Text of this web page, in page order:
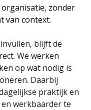
zonder
van context.
blijft de
We werken
op wat nodig is
Daarbij
praktijk en
werkbaarder te